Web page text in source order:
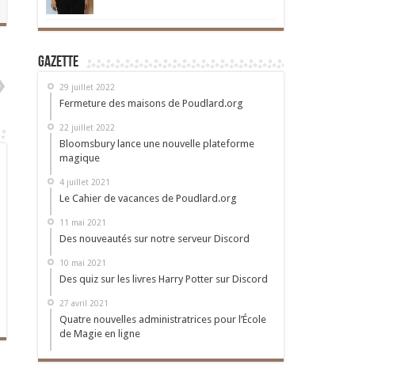
Gazette
29 juillet 2022
Fermeture des maisons de Poudlard.org
22 juillet 2022
Bloomsbury lance une nouvelle plateforme
magique
4 juillet 2021
Le Cahier de vacances de Poudlard.org
11 mai 2021
Des nouveautés sur notre serveur Discord
10 mai 2021
Des quiz sur les livres Harry Potter sur Discord
27 avril 2021
Quatre nouvelles administratrices pour l’École
de Magie en ligne